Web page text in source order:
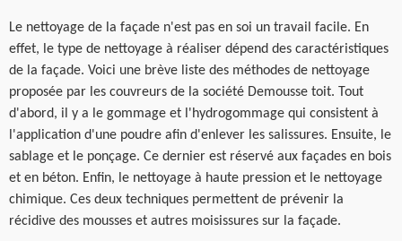
Le nettoyage de la façade n'est pas en soi un travail facile. En
effet, le type de nettoyage à réaliser dépend des caractéristiques
de la façade. Voici une brève liste des méthodes de nettoyage
proposée par les couvreurs de la société Demousse toit. Tout
d'abord, il y a le gommage et l'hydrogommage qui consistent à
l'application d'une poudre afin d'enlever les salissures. Ensuite, le
sablage et le ponçage. Ce dernier est réservé aux façades en bois
et en béton. Enfin, le nettoyage à haute pression et le nettoyage
chimique. Ces deux techniques permettent de prévenir la
récidive des mousses et autres moisissures sur la façade.